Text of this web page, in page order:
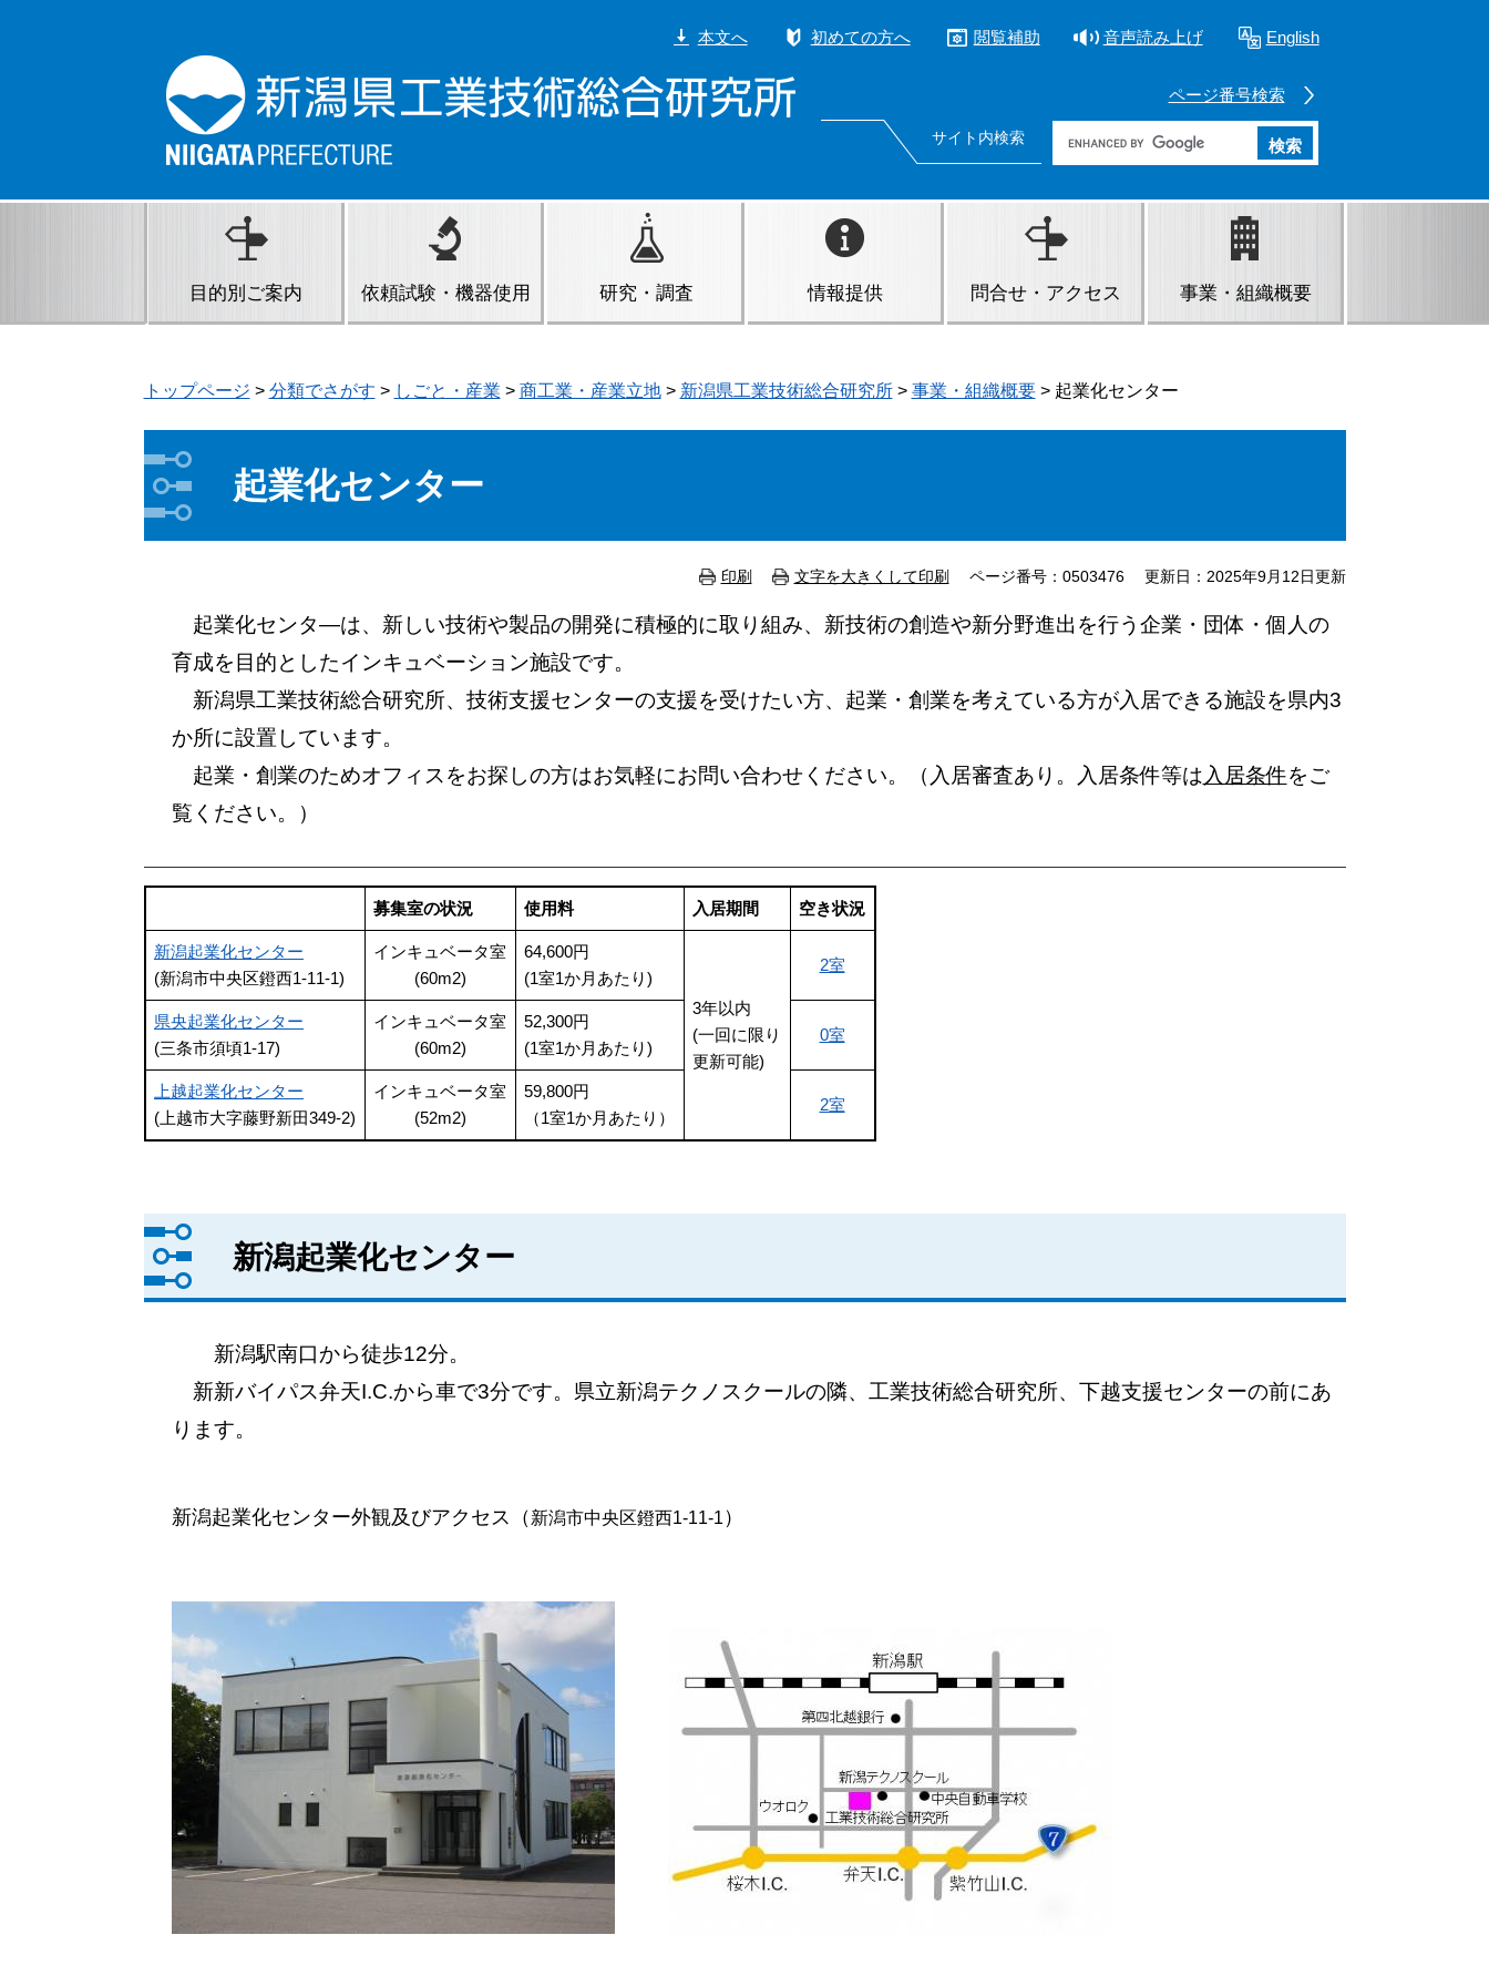
す。
し
本文へ 初めての方へ 閲覧補助 音声読み上げ English
ページ番号検索
サイト内検索
Google
カ
ム
索
目的別ご案内 依頼試験・機器使用 研究・調査 情報提供 問合せ・アクセス 事業・組織概要
トップページ > 分類でさがす > しごと・産業 > 商工業・産業立地 > 新潟県工業技術総合研究所 > 事業・組織概要> 起業化センター
文
起業化センター
印刷 文字を大きくして印刷 ページ番号：0503476 更新日：2025年9月12日更新
起業化センタ―は、新しい技術や製品の開発に積極的に取り組み、新技術の創造や新分野進出を行う企業・団体・個人の
育成を目的としたインキュベーション施設です。
新潟県工業技術総合研究所、技術支援センターの支援を受けたい方、起業・創業を考えている方が入居できる施設を県内3
か所に設置しています。
起業・創業のためオフィスをお探しの方はお気軽にお問い合わせください。（入居審査あり。入居条件等は入居条件をご
覧ください。）
募集室の状況 使用料 入居期間 空き状況
新潟起業化センター
(新潟市中央区鐙西1-11-1)
インキュベータ室
(60m2)
64,600円
(1室1か月あたり)
3年以内
(一回に限り
更新可能)
2室
県央起業化センター
(三条市須頃1-17)
インキュベータ室
(60m2)
52,300円
(1室1か月あたり)
0室
上越起業化センター
(上越市大字藤野新田349-2)
インキュベータ室
(52m2)
59,800円
（1室1か月あたり）
2室
​新潟起業化センター
新潟駅南口から徒歩12分。
新新バイパス弁天I.C.から車で3分です。県立新潟テクノスクールの隣、工業技術総合研究所、下越支援センターの前にあ
ります。
新潟起業化センター外観及びアクセス（ 新潟市中央区鐙西1-11-1）